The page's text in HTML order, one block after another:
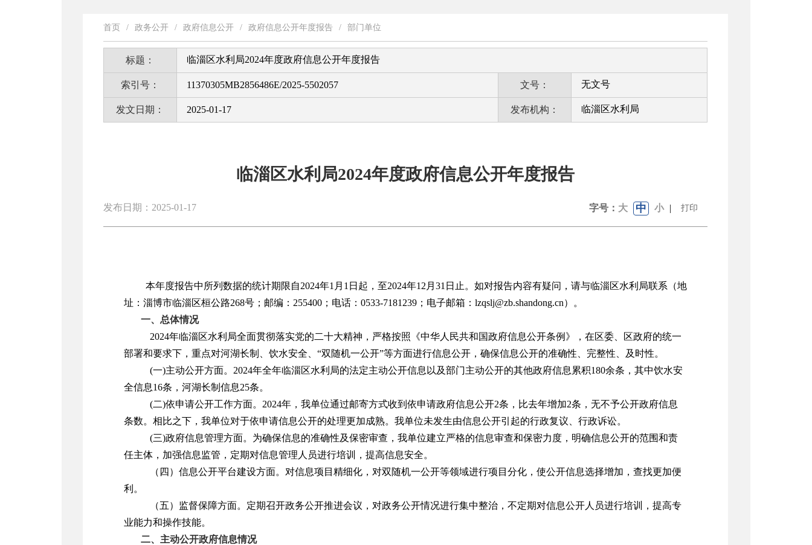
首页 / 政务公开 / 政府信息公开 / 政府信息公开年度报告 / 部门单位
标题： 临淄区水利局2024年度政府信息公开年度报告
索引号： 11370305MB2856486E/2025-5502057 文号： 无文号
发文日期： 2025-01-17 发布机构： 临淄区水利局
临淄区水利局2024年度政府信息公开年度报告
发布日期：2025-01-17 字号： 大 中 小 | 打印
本年度报告中所列数据的统计期限自2024年1月1日起，至2024年12月31日止。如对报告内容有疑问，请与临淄区水利局联系（地
址： 淄博市临淄区桓公路268号 ；邮编： 255400 ；电话： 0533-7181239 ；电子邮箱： lzqslj@zb.shandong.cn）。
一、总体情况
2024年临淄区水利局全面贯彻落实党的二十大精神，严格按照《中华人民共和国政府信息公开条例》，在区委、区政府的统一
部署和要求下，重点对河湖长制、饮水安全、“双随机一公开”等方面进行信息公开，确保信息公开的准确性、完整性、及时性。
(一)主动公开方面。2024年全年临淄区水利局的法定主动公开信息以及部门主动公开的其他政府信息累积180余条，其中饮水安
全信息16条，河湖长制信息25条。
(二)依申请公开工作方面。2024年，我单位通过邮寄方式收到依申请政府信息公开2条，比去年增加2条，无不予公开政府信息
条数。 相比之下，我单位对于依申请信息公开的处理更加成熟。 我单位未发生由信息公开引起的行政复议、行政诉讼。
(三)政府信息管理方面。为确保信息的准确性及保密审查，我单位建立严格的信息审查和保密力度，明确信息公开的范围和责
任主体，加强信息监管，定期对信息管理人员进行培训，提高信息安全。
（四）信息公开平台建设方面。对信息项目精细化，对双随机一公开等领域进行项目分化，使公开信息选择增加，查找更加便
利。
（五）监督保障方面。定期召开政务公开推进会议，对政务公开情况进行集中整治，不定期对信息公开人员进行培训，提高专
业能力和操作技能。
二、主动公开政府信息情况